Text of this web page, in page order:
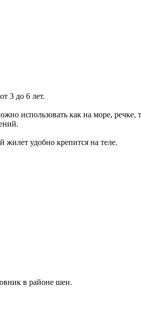
3 до 6 лет.
как на море, речке,
удобно крепится на теле.
в районе шеи.